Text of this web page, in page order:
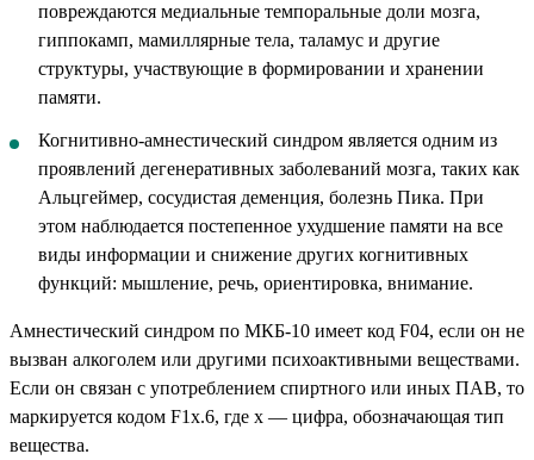
повреждаются медиальные темпоральные доли мозга,
гиппокамп, мамиллярные тела, таламус и другие
структуры, участвующие в формировании и хранении
памяти.
Когнитивно-амнестический синдром является одним из
проявлений дегенеративных заболеваний мозга, таких как
Альцгеймер, сосудистая деменция, болезнь Пика. При
этом наблюдается постепенное ухудшение памяти на все
виды информации и снижение других когнитивных
функций: мышление, речь, ориентировка, внимание.
Амнестический синдром по МКБ-10 имеет код F04, если он не
вызван алкоголем или другими психоактивными веществами.
Если он связан с употреблением спиртного или иных ПАВ, то
маркируется кодом F1x.6, где x — цифра, обозначающая тип
вещества.